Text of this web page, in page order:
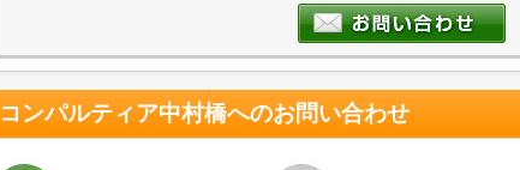
コンパルティア中村橋へのお問い合わせ